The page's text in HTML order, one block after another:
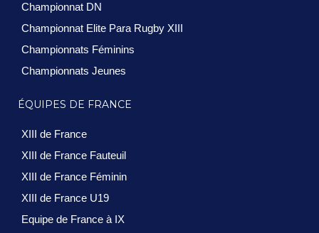
Championnat DN
Championnat Elite Para Rugby XIII
Championnats Féminins
Championnats Jeunes
ÉQUIPES DE FRANCE
XIII de France
XIII de France Fauteuil
XIII de France Féminin
XIII de France U19
Equipe de France à IX